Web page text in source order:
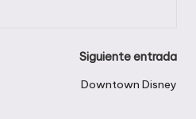
Siguiente entrada
Downtown Disney